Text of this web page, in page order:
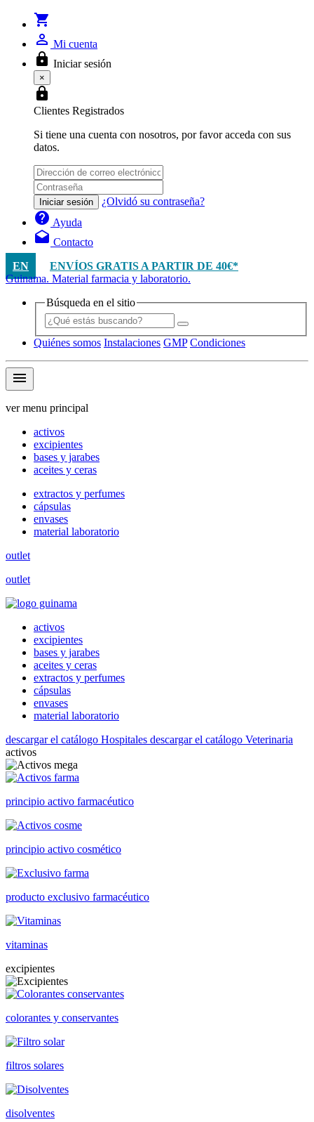
shopping_cart
person_outline Mi cuenta
lock Iniciar sesión
×
lock
Clientes Registrados
Si tiene una cuenta con nosotros, por favor acceda con sus
datos.
Iniciar sesión ¿Olvidó su contraseña?
help Ayuda
drafts Contacto
EN
ENVÍOS GRATIS A PARTIR DE 40€*
Guinama. Material farmacia y laboratorio.
Búsqueda en el sitio
Quiénes somos Instalaciones GMP Condiciones
menu
ver menu principal
activos
excipientes
bases y jarabes
aceites y ceras
extractos y perfumes
cápsulas
envases
material laboratorio
outlet
outlet
activos
excipientes
bases y jarabes
aceites y ceras
extractos y perfumes
cápsulas
envases
material laboratorio
descargar el catálogo Hospitales descargar el catálogo Veterinaria
activos
principio activo farmacéutico
principio activo cosmético
producto exclusivo farmacéutico
vitaminas
excipientes
colorantes y conservantes
filtros solares
disolventes